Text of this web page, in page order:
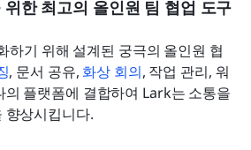
한 최고의 올인원 팀 협업 도구
하기 위해 설계된 궁극의 올인원 협
, 문서 공유, 화상 회의, 작업 관리, 워
의 플랫폼에 결합하여 Lark는 소통을
향상시킵니다.